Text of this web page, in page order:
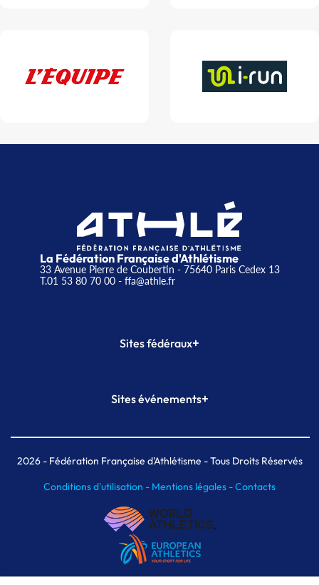
La Fédération Française d'Athlétisme
33 Avenue Pierre de Coubertin - 75640 Paris Cedex 13
T.01 53 80 70 00- ffa@athle.fr
Sites fédéraux+
Plateforme Formation
Sites événements+
Meeting de Paris indoor
MAIF Ekiden de Paris
2026- Fédération Française d'Athlétisme - Tous Droits Réservés
Conditions d'utilisation - Mentions légales -Contacts